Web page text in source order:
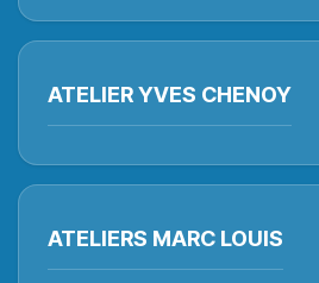
ATELIER YVES CHENOY
ATELIERS MARC LOUIS